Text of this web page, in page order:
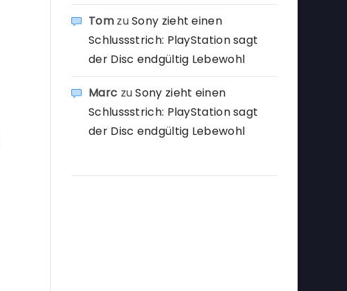
TomzuSony zieht einen
Schlussstrich: PlayStation sagt
der Disc endgültig Lebewohl
Marc zuSony zieht einen
Schlussstrich: PlayStation sagt
der Disc endgültig Lebewohl